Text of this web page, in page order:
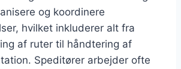
og koordinere
hvilket inkluderer alt fra
af ruter til håndtering af
Speditører arbejder ofte